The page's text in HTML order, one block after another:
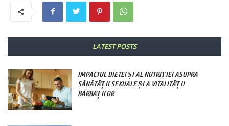
LATEST POSTS
IMPACTUL DIETEI ȘI AL NUTRIȚIEI ASUPRA
SĂNĂTĂȚII SEXUALE ȘI A VITALITĂȚII
BĂRBAȚILOR